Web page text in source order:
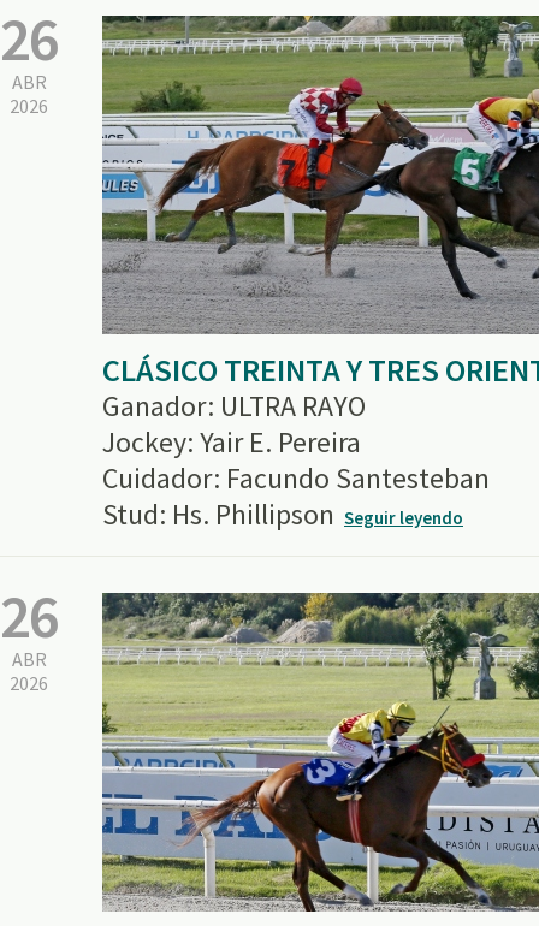
26
ABR
2026
CLÁSICO TREINTA Y TRES
Ganador: ULTRA RAYO
Jockey: Yair E. Pereira
Cuidador: Facundo Santesteban
Stud: Hs. Phillipson Seguir leyendo
26
ABR
2026